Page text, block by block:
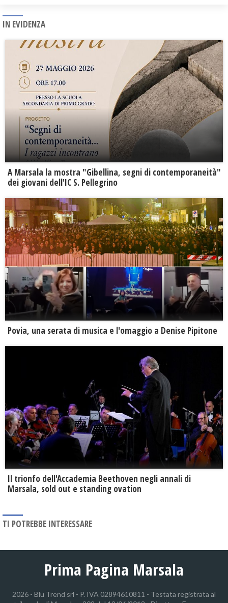
IN EVIDENZA
A Marsala la mostra "Gibellina, segni di contemporaneità"
dei giovani dell'IC S. Pellegrino
Povia, una serata di musica e l'omaggio a Denise Pipitone
Il trionfo dell'Accademia Beethoven negli annali di
Marsala, sold out e standing ovation
TI POTREBBE INTERESSARE
Prima Pagina Marsala
2026 - Blu Trend srl - P. IVA 02894610811 - Testata registrata al